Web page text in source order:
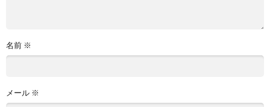
名前 ※
メール ※